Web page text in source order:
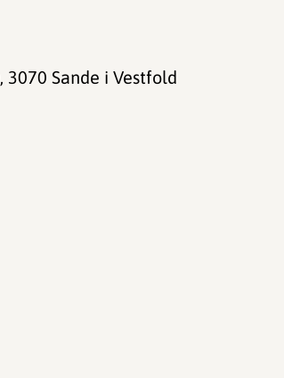
, 3070 Sande i Vestfold